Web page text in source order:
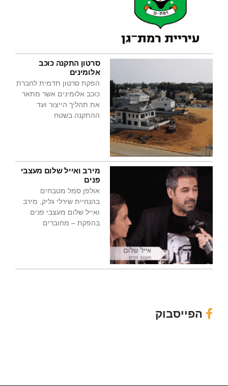
סרטון התקנה כוכב
אלומינים
הפקת סרטון תדמית לחברת
כוכב אלומינים אשר מתאר
את תהליך הייצור ועד
ההתקנה בשטח
מירב ואייל שלום מעצבי
פנים
אולפן סמל מטבחים
בהנחיית שירלי גליק, מירב
ואייל שלום מעצבי פנים
בהפקת – מחוברים
הפייסבוק